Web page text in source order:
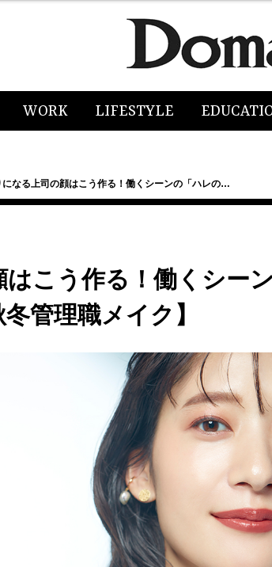
WORK LIFESTYLE
になる上司の顔はこう作る！働くシーンの「ハレの…
こう作る！働くシー
管理職メイク】